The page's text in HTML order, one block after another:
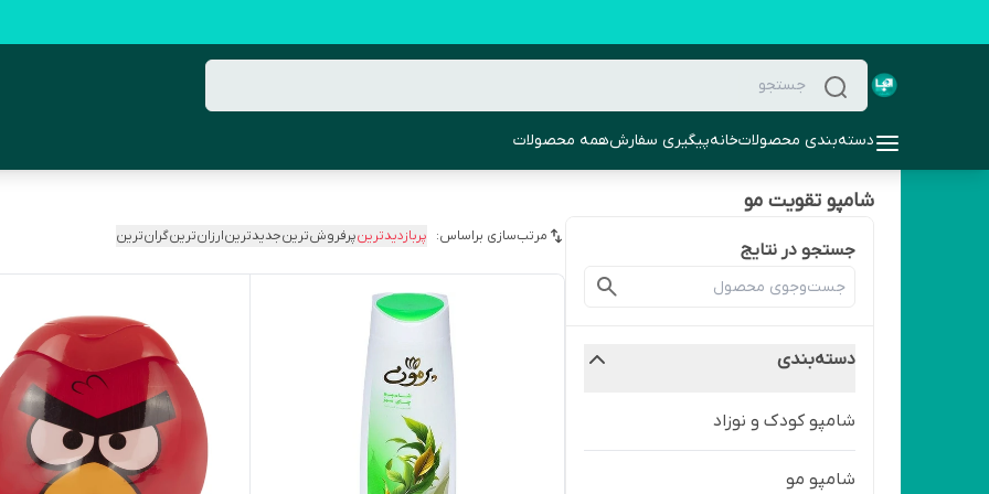
دسته‌بندی محصولاتخانهپیگیری سفارشهمه محصولات
شامپو تقویت مو
جستجو در نتایج
دسته‌بندی
شامپو کودک و نوزاد
شامپو مو
مرتب‌سازی براساس: پربازدیدترینپرفروش‌ترینجدیدترینارزان‌ترینگران‌ترین